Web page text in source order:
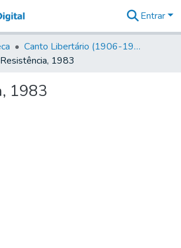
&
Coleções
Tudo na
Digital
Entrar
Canto Libertário (1906-1995)
Resistência, 1983
1983